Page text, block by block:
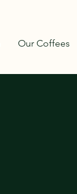
Our Coffees